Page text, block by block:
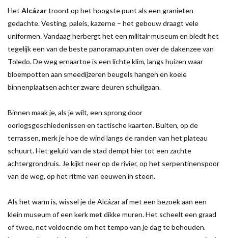
Het Alcázartroont op het hoogste punt als een granieten
gedachte. Vesting, paleis, kazerne – het gebouw draagt vele
uniformen. Vandaag herbergt het een militair museum en biedt het
tegelijk een van de beste panoramapunten over de dakenzee van
Toledo. De weg ernaartoe is een lichte klim, langs huizen waar
bloempotten aan smeedijzeren beugels hangen en koele
binnenplaatsen achter zware deuren schuilgaan.
Binnen maak je, als je wilt, een sprong door
oorlogsgeschiedenissen en tactische kaarten. Buiten, op de
terrassen, merk je hoe de wind langs de randen van het plateau
schuurt. Het geluid van de stad dempt hier tot een zachte
achtergrondruis. Je kijkt neer op de rivier, op het serpentinenspoor
van de weg, op het ritme van eeuwen in steen.
Als het warm is, wissel je de Alcázar af met een bezoek aan een
klein museum of een kerk met dikke muren. Het scheelt een graad
of twee, net voldoende om het tempo van je dag te behouden.